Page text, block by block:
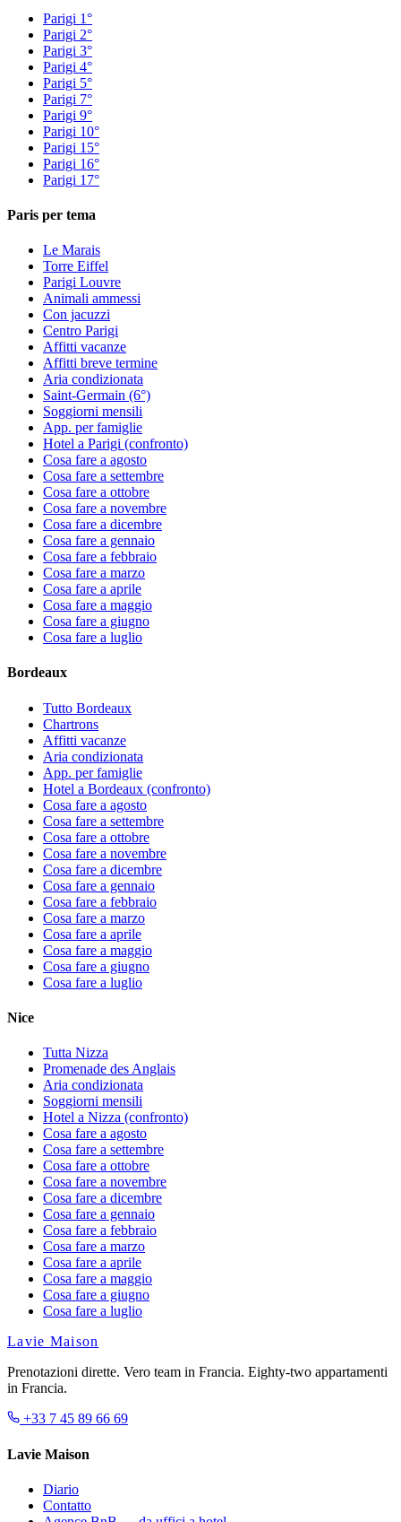
Parigi 1°
Parigi 2°
Parigi 3°
Parigi 4°
Parigi 5°
Parigi 7°
Parigi 9°
Parigi 10°
Parigi 15°
Parigi 16°
Parigi 17°
Paris per tema
Le Marais
Torre Eiffel
Parigi Louvre
Animali ammessi
Con jacuzzi
Centro Parigi
Affitti vacanze
Affitti breve termine
Aria condizionata
Saint-Germain (6°)
Soggiorni mensili
App. per famiglie
Hotel a Parigi (confronto)
Cosa fare a agosto
Cosa fare a settembre
Cosa fare a ottobre
Cosa fare a novembre
Cosa fare a dicembre
Cosa fare a gennaio
Cosa fare a febbraio
Cosa fare a marzo
Cosa fare a aprile
Cosa fare a maggio
Cosa fare a giugno
Cosa fare a luglio
Bordeaux
Tutto Bordeaux
Chartrons
Affitti vacanze
Aria condizionata
App. per famiglie
Hotel a Bordeaux (confronto)
Cosa fare a agosto
Cosa fare a settembre
Cosa fare a ottobre
Cosa fare a novembre
Cosa fare a dicembre
Cosa fare a gennaio
Cosa fare a febbraio
Cosa fare a marzo
Cosa fare a aprile
Cosa fare a maggio
Cosa fare a giugno
Cosa fare a luglio
Nice
Tutta Nizza
Promenade des Anglais
Aria condizionata
Soggiorni mensili
Hotel a Nizza (confronto)
Cosa fare a agosto
Cosa fare a settembre
Cosa fare a ottobre
Cosa fare a novembre
Cosa fare a dicembre
Cosa fare a gennaio
Cosa fare a febbraio
Cosa fare a marzo
Cosa fare a aprile
Cosa fare a maggio
Cosa fare a giugno
Cosa fare a luglio
Lavie Maison
Prenotazioni dirette. Vero team in Francia. Eighty-two appartamenti
in Francia.
+33 7 45 89 66 69
Lavie Maison
Diario
Contatto